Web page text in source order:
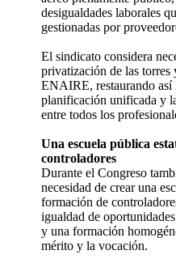
desigualdades laborales
gestionadas por
El sindicato considera
privatización de las torres
ENAIRE, restaurando así
planificación unificada y
entre todos los
Una escuela pública
controladores
Durante el Congreso
necesidad de crear una
formación de
igualdad de
y una formación
mérito y la vocación.